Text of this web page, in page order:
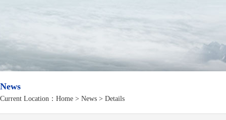
News
Current Location： Home > News > Details